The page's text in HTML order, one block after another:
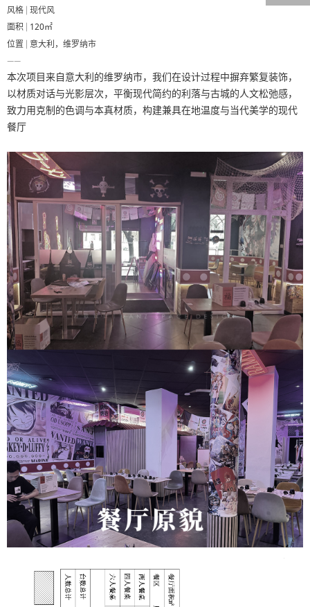
风格 | 现代风
面积 | 120㎡
位置 | 意大利，维罗纳市
——
本次项目来自意大利的维罗纳市，我们在设计过程中摒弃繁复装饰，
以材质对话与光影层次，平衡现代简约的利落与古城的人文松弛感，
致力用克制的色调与本真材质，构建兼具在地温度与当代美学的现代
餐厅